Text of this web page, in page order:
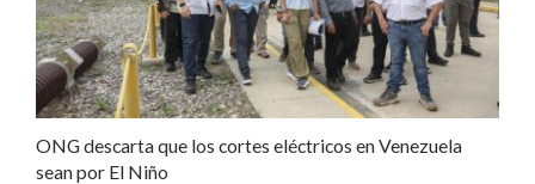
ONG descarta que los cortes eléctricos en Venezuela
sean por El Niño